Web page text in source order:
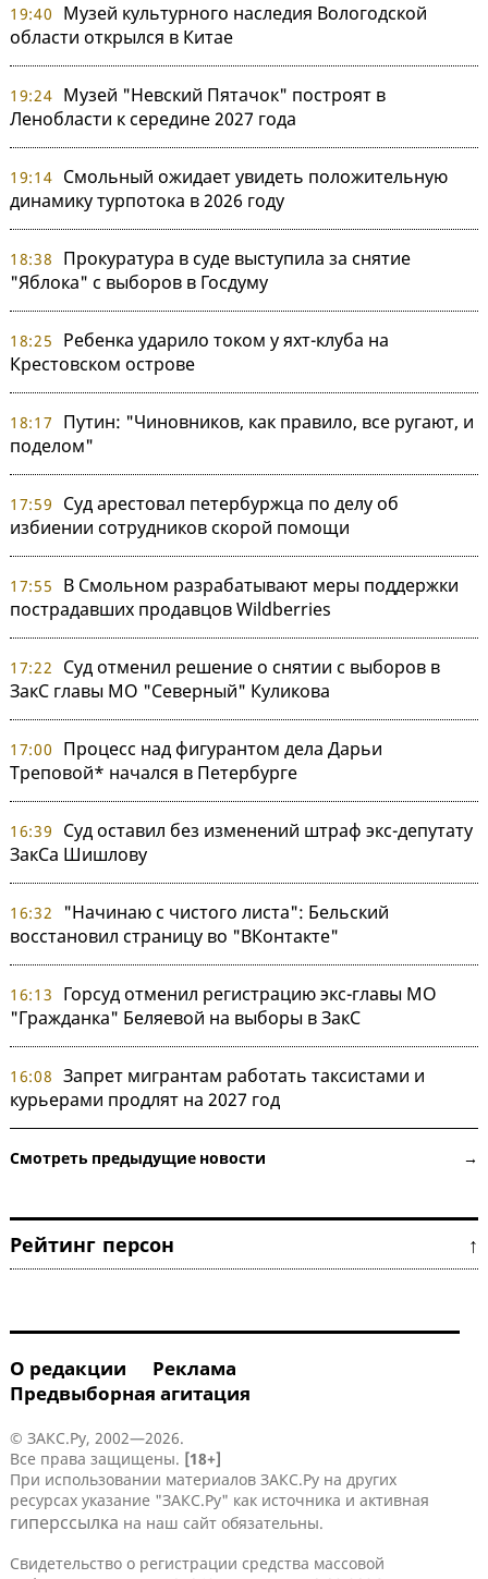
19:40
Музей культурного наследия Вологодской
области открылся в Китае
19:24 Музей "Невский Пятачок" построят в
Ленобласти к середине 2027 года
19:14 Смольный ожидает увидеть положительную
динамику турпотока в 2026 году
18:38
Прокуратура в суде выступила за снятие
"Яблока" с выборов в Госдуму
18:25
Ребенка ударило током у яхт-клуба на
Крестовском острове
18:17
Путин: "Чиновников, как правило, все ругают, и
поделом"
17:59
Суд арестовал петербуржца по делу об
избиении сотрудников скорой помощи
17:55
В Смольном разрабатывают меры поддержки
пострадавших продавцов Wildberries
17:22
Суд отменил решение о снятии с выборов в
ЗакС главы МО "Северный" Куликова
17:00
Процесс над фигурантом дела Дарьи
Треповой* начался в Петербурге
16:39
Суд оставил без изменений штраф экс-депутату
ЗакСа Шишлову
16:32
"Начинаю с чистого листа": Бельский
восстановил страницу во "ВКонтакте"
16:13
Горсуд отменил регистрацию экс-главы МО
"Гражданка" Беляевой на выборы в ЗакС
16:08 Запрет мигрантам работать таксистами и
курьерами продлят на 2027 год
Смотреть предыдущие новости →
Рейтинг персон ↑
О редакции
Реклама
Предвыборная агитация
© ЗАКС.Ру, 2002—2026.
Все права защищены. [18+]
При использовании материалов ЗАКС.Ру на других
ресурсах указание "ЗАКС.Ру" как источника и активная
гиперссылка на наш сайт обязательны.
Свидетельство о регистрации средства массовой